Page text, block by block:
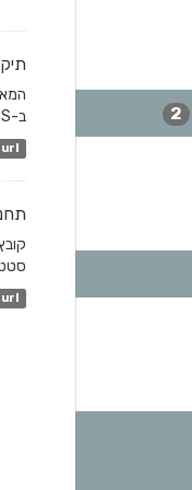
2 ב-GTFS והשדה המקשר הוא station_id. לגבי שעות שפל...
url
url